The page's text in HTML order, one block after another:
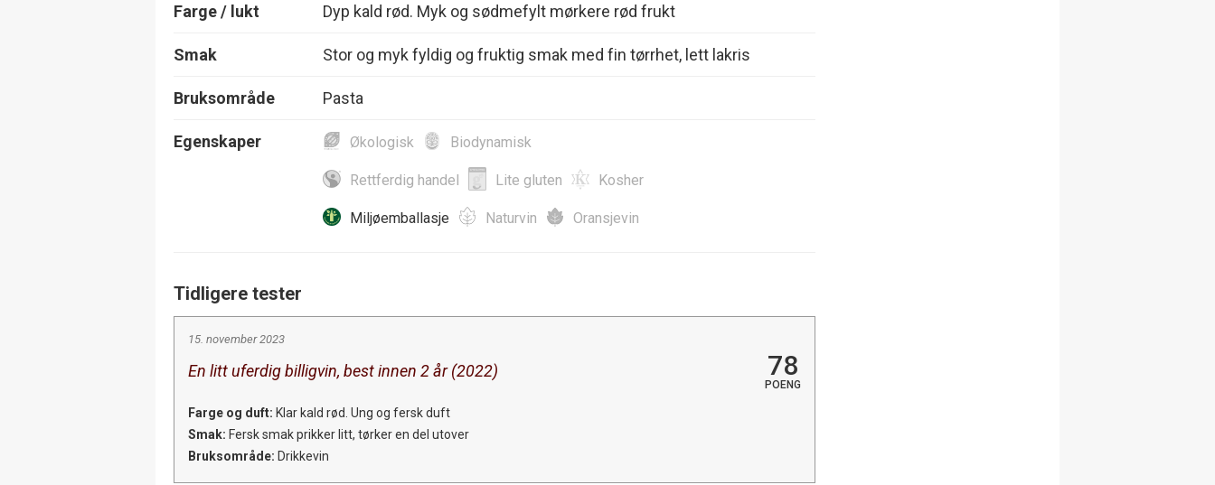
Farge / lukt Dyp kald rød. Myk og sødmefylt mørkere rød frukt
Smak Stor og myk fyldig og fruktig smak med fin tørrhet, lett lakris
Bruksområde Pasta
Egenskaper Økologisk Biodynamisk
Rettferdig handel Lite gluten Kosher
Miljøemballasje Naturvin Oransjevin
Tidligere tester
15. november 2023
En litt uferdig billigvin, best innen 2 år (2022) 78
POENG
Farge og duft: Klar kald rød. Ung og fersk duft
Smak: Fersk smak prikker litt, tørker en del utover
Bruksområde: Drikkevin